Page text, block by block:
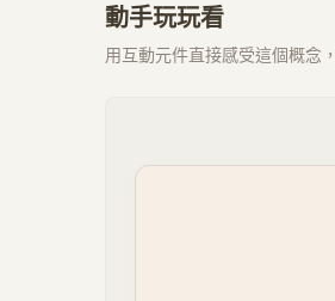
動手玩玩看
用互動元件直接感受這個概念